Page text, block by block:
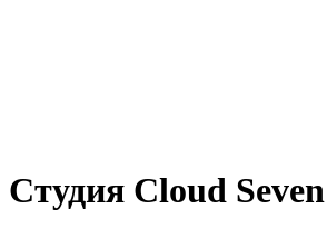
Студия Cloud Seven